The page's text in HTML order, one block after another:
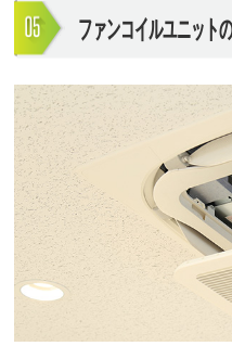
ファンコイルユニット